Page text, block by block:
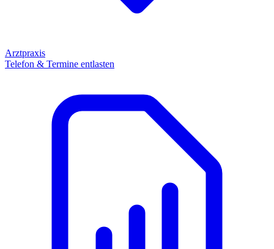
Arztpraxis
Telefon & Termine entlasten